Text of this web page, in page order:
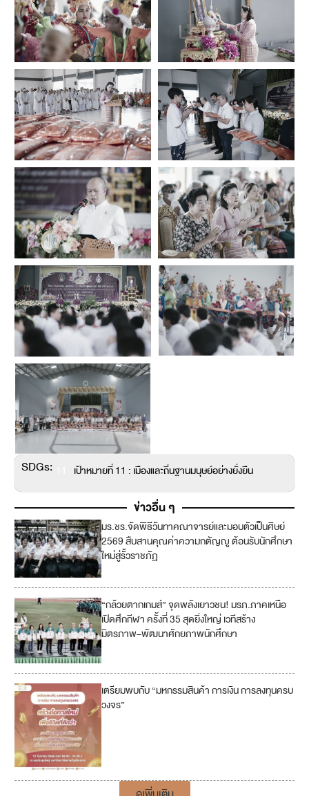
SDGs: เป้าหมายที่ 11 : เมืองและถิ่นฐานมนุษย์อย่างยั่งยืน
ข่าวอื่น ๆ
มร.ชร.จัดพิธีวันทาคณาจารย์และมอบตัวเป็นศิษย์
2569 สืบสานคุณค่าความกตัญญู ต้อนรับนักศึกษา
ใหม่สู่รั้วราชภัฏ
“กล้วยตากเกมส์” จุดพลังเยาวชน! มรภ.ภาคเหนือ
เปิดศึกกีฬา ครั้งที่ 35 สุดยิ่งใหญ่ เวทีสร้าง
มิตรภาพ–พัฒนาศักยภาพนักศึกษา
เตรียมพบกับ “มหกรรมสินค้า การเงิน การลงทุนครบ
วงจร”